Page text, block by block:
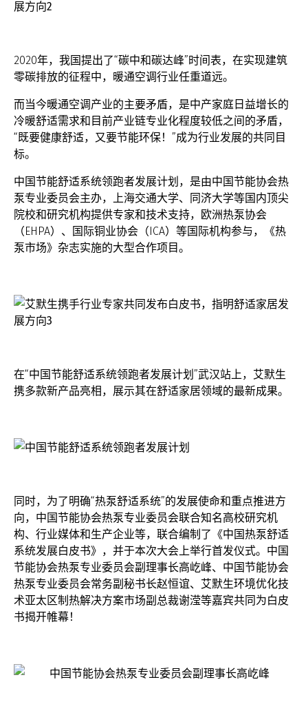
2020年，我国提出了“碳中和碳达峰”时间表，在实现建筑
零碳排放的征程中，暖通空调行业任重道远。
而当今暖通空调产业的主要矛盾，是中产家庭日益增长的
冷暖舒适需求和目前产业链专业化程度较低之间的矛盾，
“既要健康舒适，又要节能环保！”成为行业发展的共同目
标。
中国节能舒适系统领跑者发展计划，是由中国节能协会热
泵专业委员会主办，上海交通大学、同济大学等国内顶尖
院校和研究机构提供专家和技术支持，欧洲热泵协会
（EHPA）、国际铜业协会（ICA）等国际机构参与，《热
泵市场》杂志实施的大型合作项目。
在“中国节能舒适系统领跑者发展计划”武汉站上，艾默生
携多款新产品亮相，展示其在舒适家居领域的最新成果。
同时，为了明确“热泵舒适系统”的发展使命和重点推进方
向，中国节能协会热泵专业委员会联合知名高校研究机
构、行业媒体和生产企业等，联合编制了《中国热泵舒适
系统发展白皮书》，并于本次大会上举行首发仪式。中国
节能协会热泵专业委员会副理事长高屹峰、中国节能协会
热泵专业委员会常务副秘书长赵恒谊、艾默生环境优化技
术亚太区制热解决方案市场副总裁谢滢等嘉宾共同为白皮
书揭开帷幕！